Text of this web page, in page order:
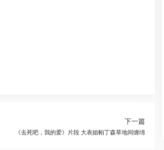
下一篇
《去死吧，我的爱》片段 大表姐帕丁森草地间缠绵